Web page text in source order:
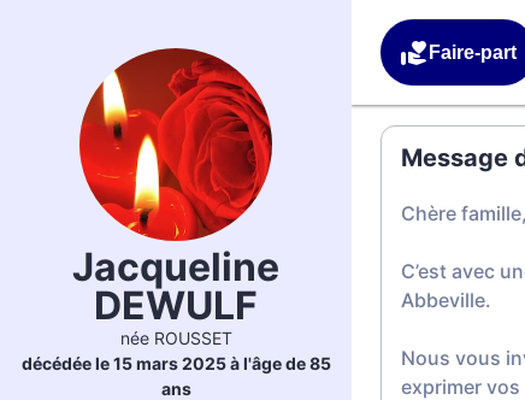
Jacqueline
DEWULF
née ROUSSET
décédée le 15 mars 2025 à l'âge de 85
ans
Faire-part
Message
Chère
C’est avec
Abbeville.
Nous vous
exprimer